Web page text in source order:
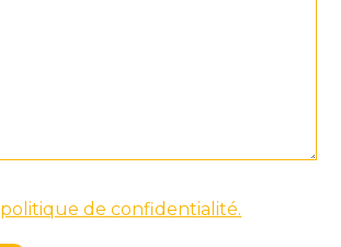
politique de confidentialité.